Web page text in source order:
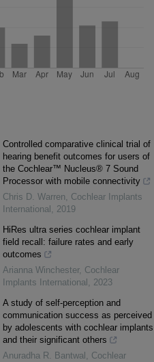
Controlled comparative clinical trial of
hearing benefit outcomes for users of
the Cochlear™ Nucleus® 7 Sound
Processor with mobile connectivity
Chris D. Warren, Cochlear Implants
International , 2019
HiRes ultra series cochlear implant
field recall: failure rates and early
outcomes
Arianna Winchester, Cochlear
Implants International , 2023
A study of self-perception and
communication success as perceived
by adolescents with cochlear implants
and their significant others
Anuradha R. Bantwal , Cochlear